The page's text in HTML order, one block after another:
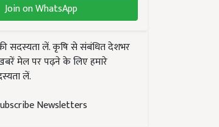
Join on WhatsApp
सदस्यता लें. कृषि से संबंधित देशभर
मेल पर पढ़ने के लिए हमारे
लें.
Newsletters